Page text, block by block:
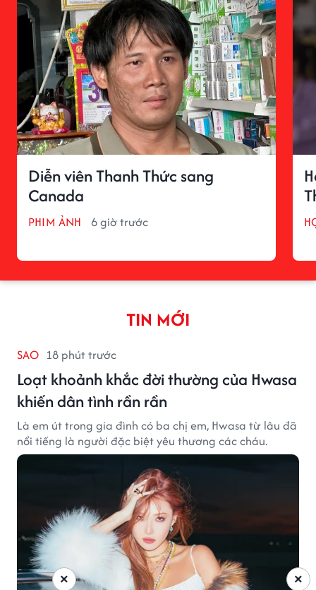
Diễn viên Thanh Thức sang
Canada
PHIM ẢNH 6 giờ trước
TIN MỚI
SAO 18 phút trước
Loạt khoảnh khắc đời thường của Hwasa
khiến dân tình rần rần
Là em út trong gia đình có ba chị em, Hwasa từ lâu đã
nổi tiếng là người đặc biệt yêu thương các cháu.
×
×